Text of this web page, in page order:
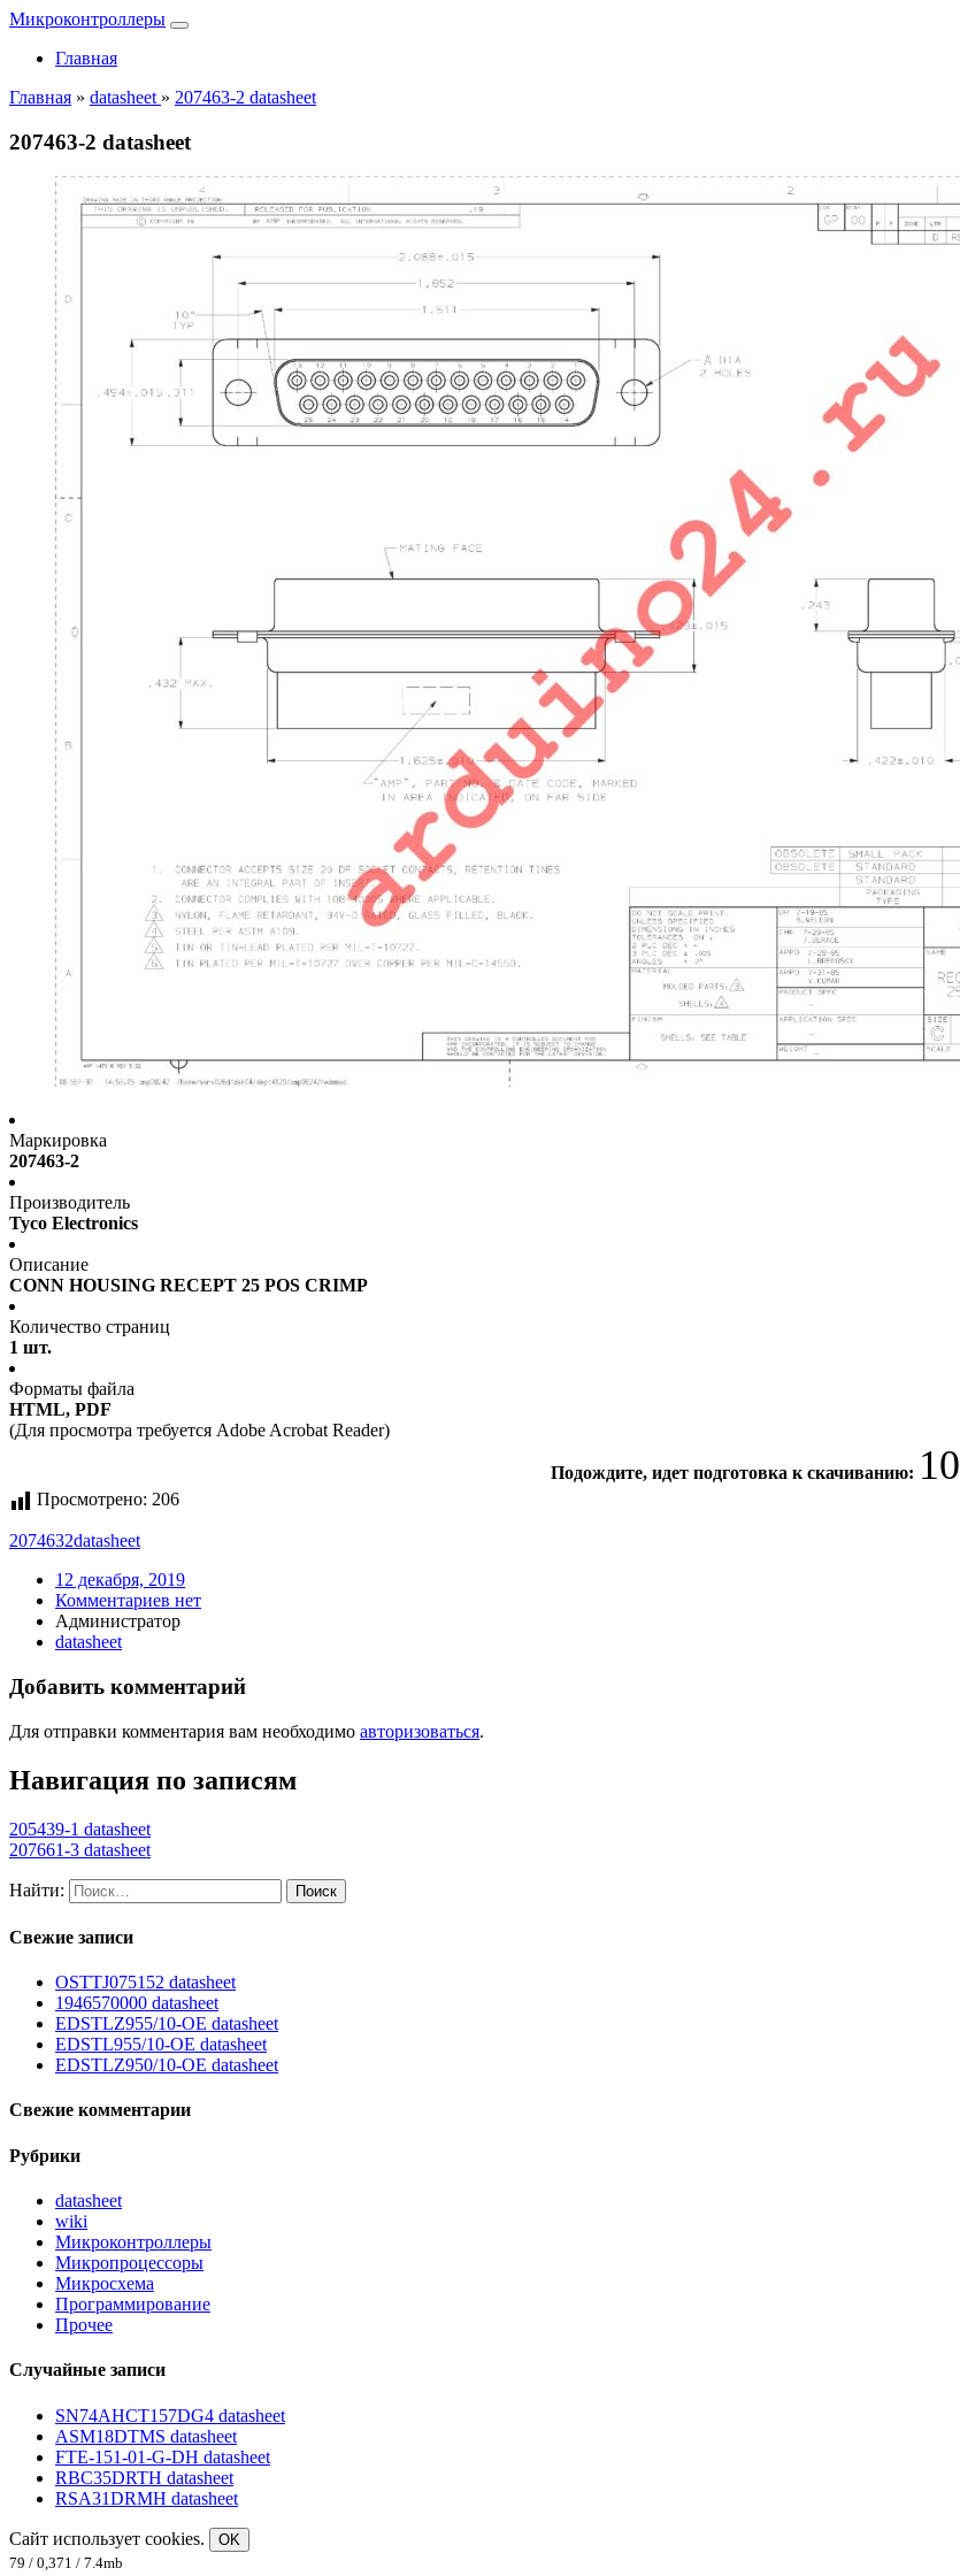
Микроконтроллеры
Главная
Главная » datasheet » 207463-2 datasheet
207463-2 datasheet
Маркировка
207463-2
Производитель
Tyco Electronics
Описание
CONN HOUSING RECEPT 25 POS CRIMP
Количество страниц
1 шт.
Форматы файла
HTML, PDF
(Для просмотра требуется Adobe Acrobat Reader)
Подождите, идет подготовка к скачиванию: 10
Просмотрено: 206
2074632datasheet
12 декабря, 2019
Комментариев нет
Администратор
datasheet
Добавить комментарий
Для отправки комментария вам необходимо авторизоваться.
Навигация по записям
205439-1 datasheet
207661-3 datasheet
Найти:
Свежие записи
OSTTJ075152 datasheet
1946570000 datasheet
EDSTLZ955/10-OE datasheet
EDSTL955/10-OE datasheet
EDSTLZ950/10-OE datasheet
Свежие комментарии
Рубрики
datasheet
wiki
Микроконтроллеры
Микропроцессоры
Микросхема
Программирование
Прочее
Случайные записи
SN74AHCT157DG4 datasheet
ASM18DTMS datasheet
FTE-151-01-G-DH datasheet
RBC35DRTH datasheet
RSA31DRMH datasheet
Сайт использует cookies.
OK
79 / 0,371 / 7.4mb